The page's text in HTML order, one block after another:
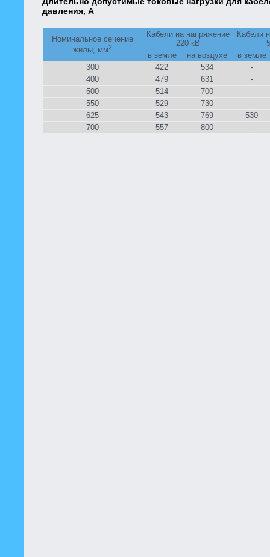
давления, А
Номинальное сечение
жилы, мм2
Кабели на напряжение
220 кВ
Кабели
в земле
на воздухе
в земле
300
422 534
-
400
479 631
-
500
514 700
-
550
529 730
-
625
543 769
530
700
557 800 -